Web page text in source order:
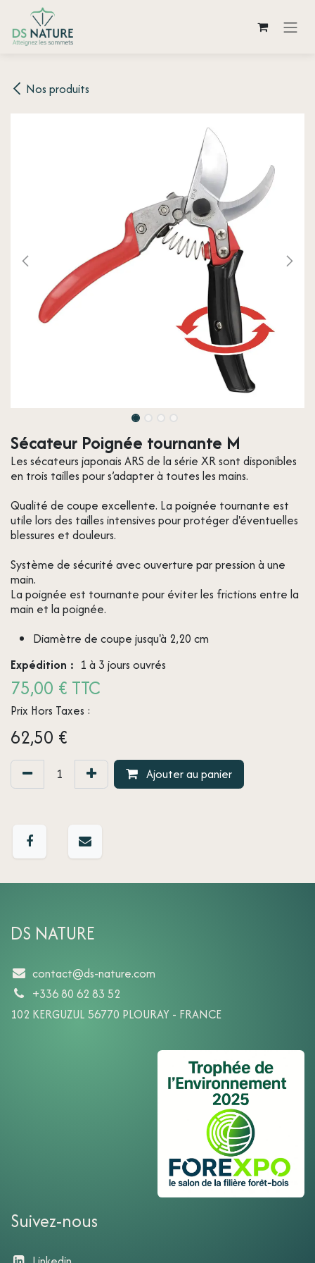
Se rendre au contenu
Nos produits
Sécateur Poignée tournante M
Les sécateurs japonais ARS de la série XR sont disponibles
en trois tailles pour s’adapter à toutes les mains.
Qualité de coupe excellente. La poignée tournante est
utile lors des tailles intensives pour protéger d'éventuelles
blessures et douleurs.
Système de sécurité avec ouverture par pression à une
main.
La poignée est tournante pour éviter les frictions entre la
main et la poignée.
Diamètre de coupe jusqu'à 2,20 cm
Expédition : 1 à 3 jours ouvrés
75,00 € TTC
Prix Hors Taxes :
62,50 €
Ajouter au panier
DS NATURE
contact@ds-nature.com
+336 80 62 83 52
102 KERGUZUL 56770 PLOURAY - FRANCE
Suivez-nous